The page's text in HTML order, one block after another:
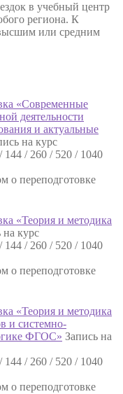
в учебный центр
региона. К
или средним
«Современные
деятельности
и актуальные
на курс
144 / 260 / 520 / 1040
о переподготовке
«Теория и методика
на курс
144 / 260 / 520 / 1040
о переподготовке
«Теория и методика
и системно-
ФГОС» Запись на
144 / 260 / 520 / 1040
о переподготовке